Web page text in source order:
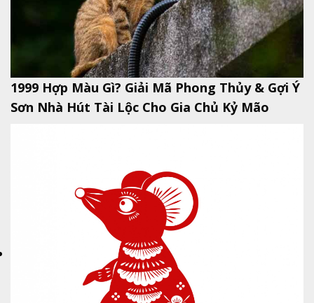
1999 Hợp Màu Gì? Giải Mã Phong Thủy & Gợi Ý
Sơn Nhà Hút Tài Lộc Cho Gia Chủ Kỷ Mão